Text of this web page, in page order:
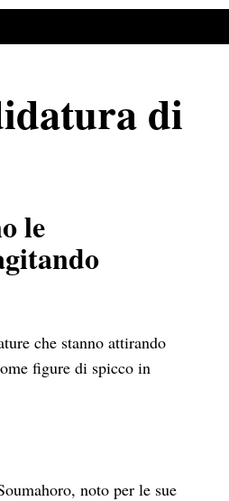
di
le
che stanno attirando
figure di spicco in
noto per le sue